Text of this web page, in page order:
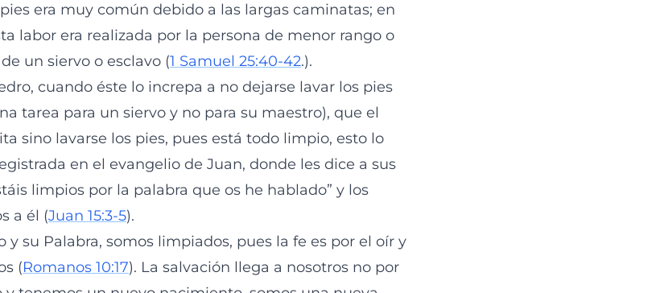
era muy común debido a las largas caminatas; en
labor era realizada por la persona de menor rango o
un siervo o esclavo (1 Samuel 25:40-42.).
cuando éste lo increpa a no dejarse lavar los pies
tarea para un siervo y no para su maestro), que el
sino lavarse los pies, pues está todo limpio, esto lo
en el evangelio de Juan, donde les dice a sus
limpios por la palabra que os he hablado” y los
a él (Juan 15:3-5).
y su Palabra, somos limpiados, pues la fe es por el oír y
(Romanos 10:17). La salvación llega a nosotros no por